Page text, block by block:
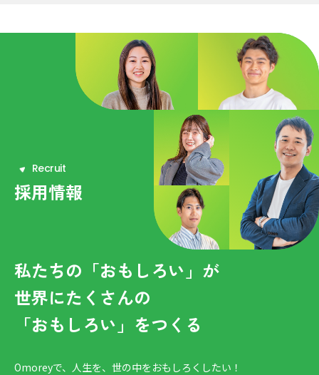
Recruit
採用情報
私たちの「おもしろい」が
世界にたくさんの
「おもしろい」をつくる
Omoreyで、人生を、世の中をおもしろくしたい！